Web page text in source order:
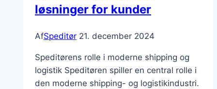
løsninger for kunder
AfSpeditør 21. december 2024
Speditørens rolle i moderne shipping og
logistik Speditøren spiller en central rolle i
den moderne shipping- og logistikindustri.